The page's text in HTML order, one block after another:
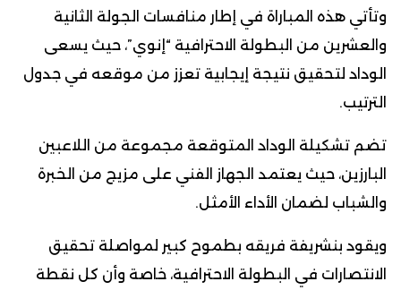
وتأتي هذه المباراة في إطار منافسات الجولة الثانية
والعشرين من البطولة الاحترافية “إنوي”، حيث يسعى
الوداد لتحقيق نتيجة إيجابية تعزز من موقعه في جدول
الترتيب.
تضم تشكيلة الوداد المتوقعة مجموعة من اللاعبين
البارزين، حيث يعتمد الجهاز الفني على مزيج من الخبرة
والشباب لضمان الأداء الأمثل.
ويقود بنشريفة فريقه بطموح كبير لمواصلة تحقيق
الانتصارات في البطولة الاحترافية، خاصة وأن كل نقطة